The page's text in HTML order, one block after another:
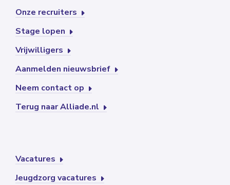
Onze recruiters
Stage lopen
Vrijwilligers
Aanmelden nieuwsbrief
Neem contact op
Terug naar Alliade.nl
Vacatures
Jeugdzorg vacatures